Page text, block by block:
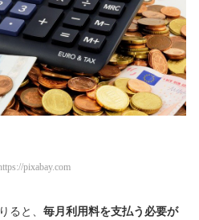
pixabay.com
ると、 毎月利用料を支払う必要が